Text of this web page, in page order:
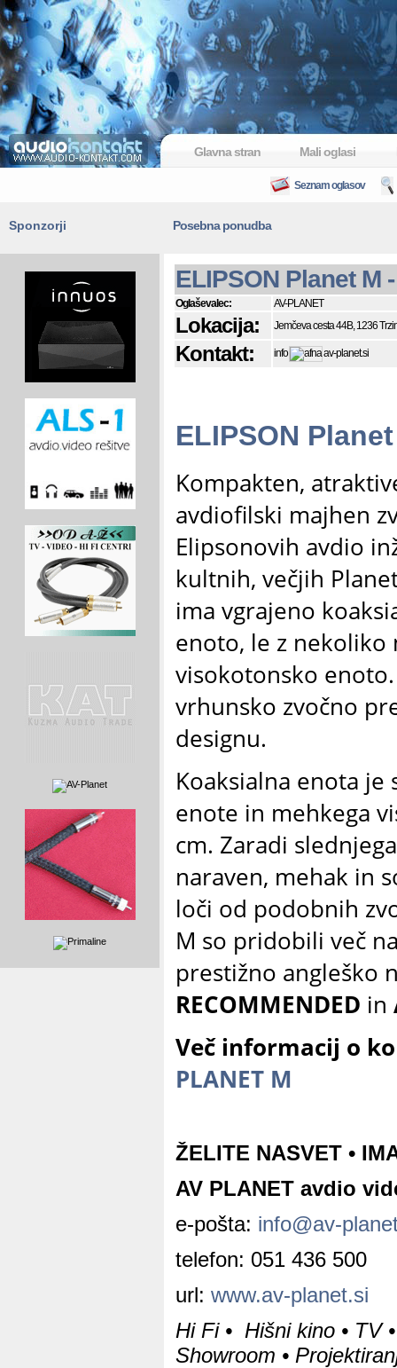
Glavna stran Mali oglasi
Seznam oglasov
Sponzorji Posebna ponudba
ELIPSON Planet M
Oglaševalec: AV-PLANET
Lokacija: Jemčeva cesta 44B, 1236
Kontakt: info av-planet.si
ELIPSON
Kompakten,
avdiofilski majhen
Elipsonovih avdio
kultnih, večjih
ima vgrajeno
enoto, le z nekoliko
visokotonsko
vrhunsko zvočno
designu.
Koaksialna enota je
enote in mehkega
cm. Zaradi
naraven, mehak in
loči od podobnih
M so pridobili več
prestižno angleško
RECOMMENDED in
Več informacij o
PLANET M
ŽELITE NASVET •
AV PLANET avdio
e-pošta: info@av-
telefon: 051 436 500
url: www.av-planet.si
Hi Fi • Hišni kino • TV
Showroom •